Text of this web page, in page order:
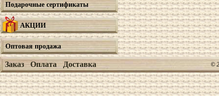
Подарочные сертификаты
АКЦИИ
Оптовая продажа
Заказ Оплата Доставка ©